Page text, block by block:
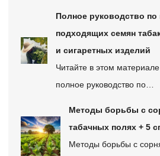
Полное руководство
подходящих семян
и сигаретных изделий
Читайте в этом
полное руководство по…
Методы борьбы с
табачных полях + 5
Методы борьбы с